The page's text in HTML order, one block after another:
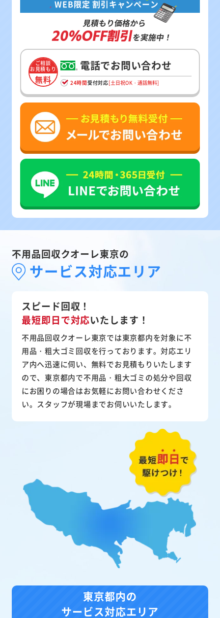
WEB限定 割引キャンペーン
見積もり価格から
20%OFF割引を実施中！
ご相談
お見積もり
無料
電話でお問い合わせ
24時間受付対応[土日祝OK・通話無料]
不用品回収クオーレ東京の
サービス対応エリア
スピード回収！
最短即日で対応いたします！
不用品回収クオーレ東京では東京都内を対象に不
用品・粗大ゴミ回収を行っております。対応エリ
ア内へ迅速に伺い、無料でお見積もりいたします
ので、東京都内で不用品・粗大ゴミの処分や回収
にお困りの場合はお気軽にお問い合わせくださ
い。スタッフが現場までお伺いいたします。
東京都内の
サービス対応エリア